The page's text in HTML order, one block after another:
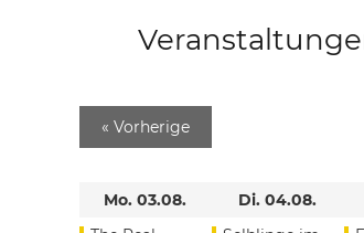
« Vorherige
Mo. 03.08.
Di. 04.08.